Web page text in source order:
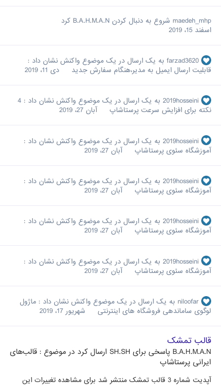
maedeh_mhp شروع به دنبال کردن B.A.H.M.A.N کرد
اسفند 15، 2019
farzad3620 به یک ارسال در یک موضوع واکنش نشان داد :
قابلیت ارسال ایمیل به مدیر،هنگام سفارش جدید
دی 11، 2019
2019hosseini به یک ارسال در یک موضوع واکنش نشان داد : 4
نکته برای افزایش سرعت پرستاشاپ
آبان 27، 2019
2019hosseini به یک ارسال در یک موضوع واکنش نشان داد :
آموزشگاه سئوی پرستاشاپ
آبان 27، 2019
2019hosseini به یک ارسال در یک موضوع واکنش نشان داد :
آموزشگاه سئوی پرستاشاپ
آبان 27، 2019
2019hosseini به یک ارسال در یک موضوع واکنش نشان داد :
آموزشگاه سئوی پرستاشاپ
آبان 27، 2019
2019hosseini به یک ارسال در یک موضوع واکنش نشان داد :
آموزشگاه سئوی پرستاشاپ
آبان 27، 2019
niloofar به یک ارسال در یک موضوع واکنش نشان داد : ماژول
لوگوی ساماندهی فروشگاه های اینترنتی
شهریور 17، 2019
قالب تمشک
B.A.H.M.A.N پاسخی برای SH.SH ارسال کرد در موضوع : قالب‌های
ایرانی پرستاشاپ
آپدیت شماره 3 قالب تمشک منتشر شد برای مشاهده تغییرات این